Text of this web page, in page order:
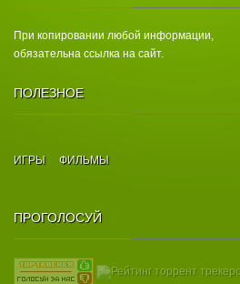
При копировании любой информации,
обязательна ссылка на сайт.
ПОЛЕЗНОЕ
ИГРЫ ФИЛЬМЫ
ПРОГОЛОСУЙ